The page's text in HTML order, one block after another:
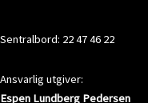
Sentralbord: 22 47 46 22
Ansvarlig utgiver:
Espen Lundberg Pedersen